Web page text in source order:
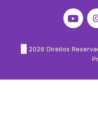
2026 Direitos